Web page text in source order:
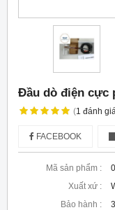
Đầu dò điện cực
(1 đánh giá
FACEBOOK
Mã sản phẩm :
Xuất xứ :
Bảo hành :